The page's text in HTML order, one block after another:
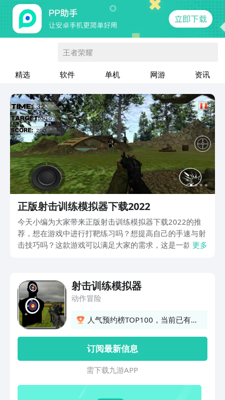
王者荣耀
精选 软件 单机 网游 资讯
正版射击训练模拟器下载2022
今天小编为大家带来正版射击训练模拟器下载2022的推
荐，想在游戏中进行打靶练习吗？想提高自己的手速与射
击技巧吗？这款游戏可以满足大家的需求，这是一款非常
更多
射击训练模拟器
动作冒险
人气预约榜TOP100，当前已有
订阅最新信息
需 下 载 九 游 A P P